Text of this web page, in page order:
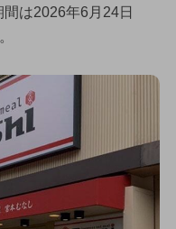
は2026年6月24日